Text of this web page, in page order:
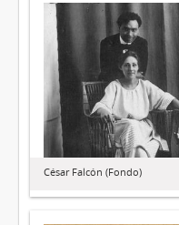
César Falcón (Fondo)